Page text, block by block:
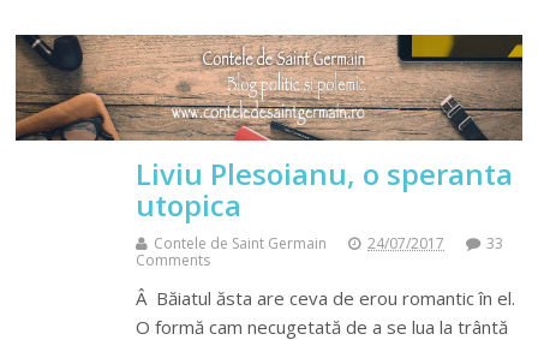
Liviu Plesoianu, o speranta
utopica
Contele de Saint Germain 24/07/2017
33
Comments
Â Băiatul ăsta are ceva de erou romantic în el.
O formă cam necugetată de a se lua la trântă